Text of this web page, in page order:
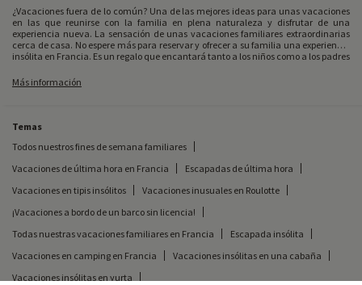
¿Vacaciones fuera de lo común? Una de las mejores ideas para unas vacaciones
en las que reunirse con la familia en plena naturaleza y disfrutar de una
experiencia nueva. La sensación de unas vacaciones familiares extraordinarias
cerca de casa. No espere más para reservar y ofrecer a su familia una experiencia
insólita en Francia. Es un regalo que encantará tanto a los niños como a los padres
Más información
Temas
Todos nuestros fines de semana familiares
Vacaciones de última hora en Francia
Escapadas de última hora
Vacaciones en tipis insólitos
Vacaciones inusuales en Roulotte
¡Vacaciones a bordo de un barco sin licencia!
Todas nuestras vacaciones familiares en Francia
Escapada insólita
Vacaciones en camping en Francia
Vacaciones insólitas en una cabaña
Vacaciones insólitas en yurta